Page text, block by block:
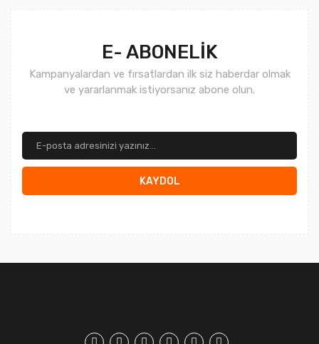
E- ABONELİK
Kampanyalardan ve fırsatlardan ilk siz haberdar olmak
ve yararlanmak istiyorsanız abone olun.
KAYDOL